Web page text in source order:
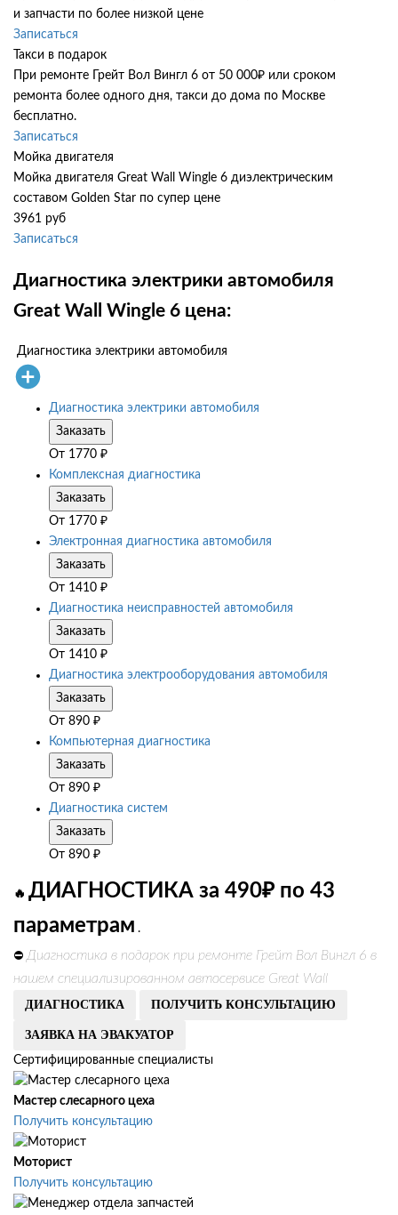
и запчасти по более низкой цене
Записаться
Такси в подарок
При ремонте Грейт Вол Вингл 6 от 50 000₽ или сроком
ремонта более одного дня, такси до дома по Москве
бесплатно.
Записаться
Мойка двигателя
Мойка двигателя Great Wall Wingle 6 диэлектрическим
составом Golden Star по супер цене
3961 руб
Записаться
Диагностика электрики автомобиля
Great Wall Wingle 6 цена:
Диагностика электрики автомобиля
Диагностика электрики автомобиля
Заказать
От 1770 ₽
Комплексная диагностика
Заказать
От 1770 ₽
Электронная диагностика автомобиля
Заказать
От 1410 ₽
Диагностика неисправностей автомобиля
Заказать
От 1410 ₽
Диагностика электрооборудования автомобиля
Заказать
От 890 ₽
Компьютерная диагностика
Заказать
От 890 ₽
Диагностика систем
Заказать
От 890 ₽
🔥 ДИАГНОСТИКА за 490₽ по 43
параметрам .
⛔ Диагностика в подарок при ремонте Грейт Вол Вингл 6 в
нашем специализированном автосервисе Great Wall
ДИАГНОСТИКА ПОЛУЧИТЬ КОНСУЛЬТАЦИЮ
ЗАЯВКА НА ЭВАКУАТОР
Сертифицированные специалисты
Мастер слесарного цеха
Получить консультацию
Моторист
Получить консультацию